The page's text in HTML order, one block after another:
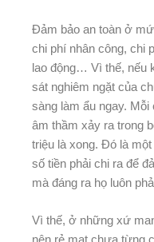
Đảm bảo an toàn ở
chi phí nhân công, chi
lao động… Vì thế, nếu
sát nghiêm ngặt của
sàng làm ẩu ngay.
âm thầm xảy ra trong
triệu là xong. Đó là
số tiền phải chi ra để
mà đáng ra họ luôn
Vì thế, ở những xứ
nên rẻ mạt chưa từng